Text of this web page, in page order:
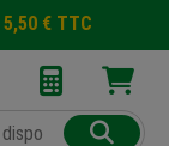
5,50 € TTC